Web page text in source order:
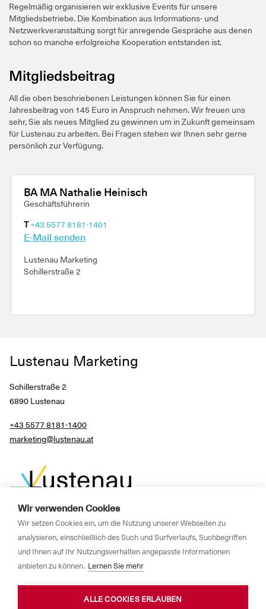
Wir verwenden Cookies
Wir setzen Cookies ein, um die Nutzung unserer Webseiten zu
analysieren, einschließlich des Such und Surfverlaufs, Suchbegriffen
und Ihnen auf Ihr Nutzungsverhalten angepasste Informationen
anbieten zu können. Lernen Sie mehr
ALLE COOKIES ERLAUBEN
Regelmäßig organisieren wir exklusive Events für unsere
Mitgliedsbetriebe. Die Kombination aus Informations- und
Netzwerkveranstaltung sorgt für anregende Gespräche aus denen
schon so manche erfolgreiche Kooperation entstanden ist.
Mitgliedsbeitrag
All die oben beschriebenen Leistungen können Sie für einen
Jahresbeitrag von 145 Euro in Anspruch nehmen. Wir freuen uns
sehr, Sie als neues Mitglied zu gewinnen um in Zukunft gemeinsam
für Lustenau zu arbeiten. Bei Fragen stehen wir Ihnen sehr gerne
persönlich zur Verfügung.
BA MA Nathalie Heinisch
Geschäftsführerin
T+43 5577 8181-1401
E-Mail senden
Lustenau Marketing
Schillerstraße 2
Lustenau Marketing
Schillerstraße 2
6890 Lustenau
+43 5577 8181-1400
marketing@lustenau.at
Impressum
Newsletter
Datenschutzerklärung